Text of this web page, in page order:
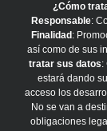
¿Cómo
Responsable:
Finalidad :
así como de sus
tratar sus datos:
estará dando
acceso los
No se van a
obligaciones